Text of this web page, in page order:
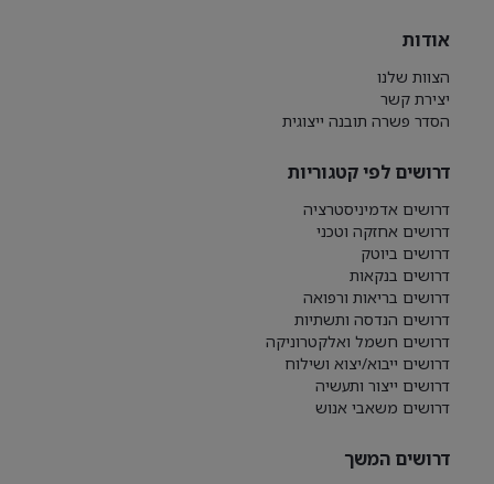
אודות
הצוות שלנו
יצירת קשר
הסדר פשרה תובנה ייצוגית
דרושים לפי קטגוריות
דרושים אדמיניסטרציה
דרושים אחזקה וטכני
דרושים ביוטק
דרושים בנקאות
דרושים בריאות ורפואה
דרושים הנדסה ותשתיות
דרושים חשמל ואלקטרוניקה
דרושים ייבוא/יצוא ושילוח
דרושים ייצור ותעשיה
דרושים משאבי אנוש
דרושים המשך